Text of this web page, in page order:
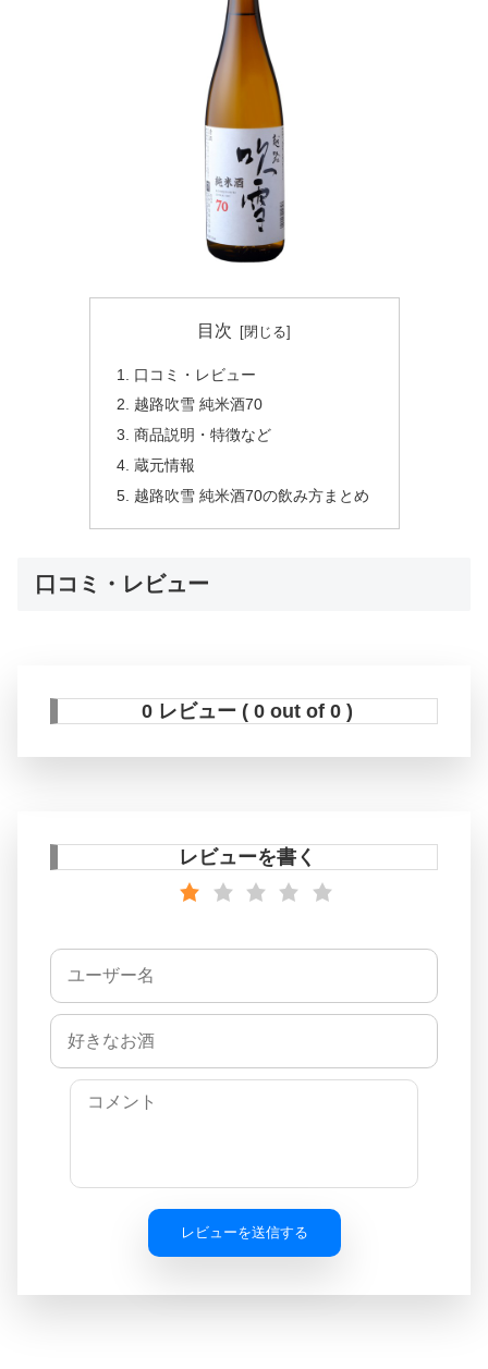
目次
口コミ・レビュー
越路吹雪 純米酒70
商品説明・特徴など
蔵元情報
越路吹雪 純米酒70の飲み方まとめ
口コミ・レビュー
0 レビュー ( 0 out of 0 )
レビューを書く
レビューを送信する